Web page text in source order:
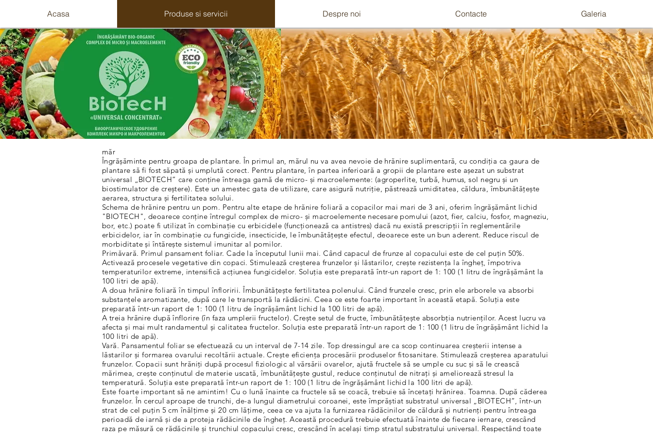
Acasa Produse si servicii Despre noi Contacte Galeria
măr
Îngrășăminte pentru groapa de plantare. În primul an, mărul nu va avea nevoie de hrănire suplimentară, cu condiția ca gaura de
plantare să fi fost săpată și umplută corect. Pentru plantare, în partea inferioară a gropii de plantare este așezat un substrat
universal „BIOTECH” care conține întreaga gamă de micro- și macroelemente: (agroperlite, turbă, humus, sol negru și un
biostimulator de creștere). Este un amestec gata de utilizare, care asigură nutriție, păstrează umiditatea, căldura, îmbunătățește
aerarea, structura și fertilitatea solului.
Schema de hrănire pentru un pom. Pentru alte etape de hrănire foliară a copacilor mai mari de 3 ani, oferim îngrășământ lichid
"BIOTECH", deoarece conține întregul complex de micro- și macroelemente necesare pomului (azot, fier, calciu, fosfor, magneziu,
bor, etc.) poate fi utilizat în combinație cu erbicidele (funcționează ca antistres) dacă nu există prescripții în reglementările
erbicidelor, iar în combinație cu fungicide, insecticide, le îmbunătățește efectul, deoarece este un bun aderent. Reduce riscul de
morbiditate și întărește sistemul imunitar al pomilor.
Primăvară. Primul pansament foliar. Cade la începutul lunii mai. Când capacul de frunze al copacului este de cel puțin 50%.
Activează procesele vegetative din copaci. Stimulează creșterea frunzelor și lăstarilor, crește rezistența la îngheț, împotriva
temperaturilor extreme, intensifică acțiunea fungicidelor. Soluția este preparată într-un raport de 1: 100 (1 litru de îngrășământ la
100 litri de apă).
A doua hrănire foliară în timpul înfloririi. Îmbunătățește fertilitatea polenului. Când frunzele cresc, prin ele arborele va absorbi
substanțele aromatizante, după care le transportă la rădăcini. Ceea ce este foarte important în această etapă. Soluția este
preparată într-un raport de 1: 100 (1 litru de îngrășământ lichid la 100 litri de apă).
A treia hrănire după înflorire (în faza umplerii fructelor). Crește setul de fructe, îmbunătățește absorbția nutrienților. Acest lucru va
afecta și mai mult randamentul și calitatea fructelor. Soluția este preparată într-un raport de 1: 100 (1 litru de îngrășământ lichid la
100 litri de apă).
Vară. Pansamentul foliar se efectuează cu un interval de 7-14 zile. Top dressingul are ca scop continuarea creșterii intense a
lăstarilor și formarea ovarului recoltării actuale. Crește eficiența procesării produselor fitosanitare. Stimulează creșterea aparatului
frunzelor. Copacii sunt hrăniți după procesul fiziologic al vărsării ovarelor, ajută fructele să se umple cu suc și să le crească
mărimea, crește conținutul de materie uscată, îmbunătățește gustul, reduce conținutul de nitrați și ameliorează stresul la
temperatură. Soluția este preparată într-un raport de 1: 100 (1 litru de îngrășământ lichid la 100 litri de apă).
Este foarte important să ne amintim! Cu o lună înainte ca fructele să se coacă, trebuie să încetați hrănirea. Toamna. După căderea
frunzelor. În cercul aproape de trunchi, de-a lungul diametrului coroanei, este împrăștiat substratul universal „BIOTECH”, într-un
strat de cel puțin 5 cm înălțime și 20 cm lățime, ceea ce va ajuta la furnizarea rădăcinilor de căldură și nutrienți pentru întreaga
perioadă de iarnă și de a proteja rădăcinile de îngheț. Această procedură trebuie efectuată înainte de fiecare iernare, crescând
raza pe măsură ce rădăcinile și trunchiul copacului cresc, crescând în același timp stratul substratului universal. Respectând toate